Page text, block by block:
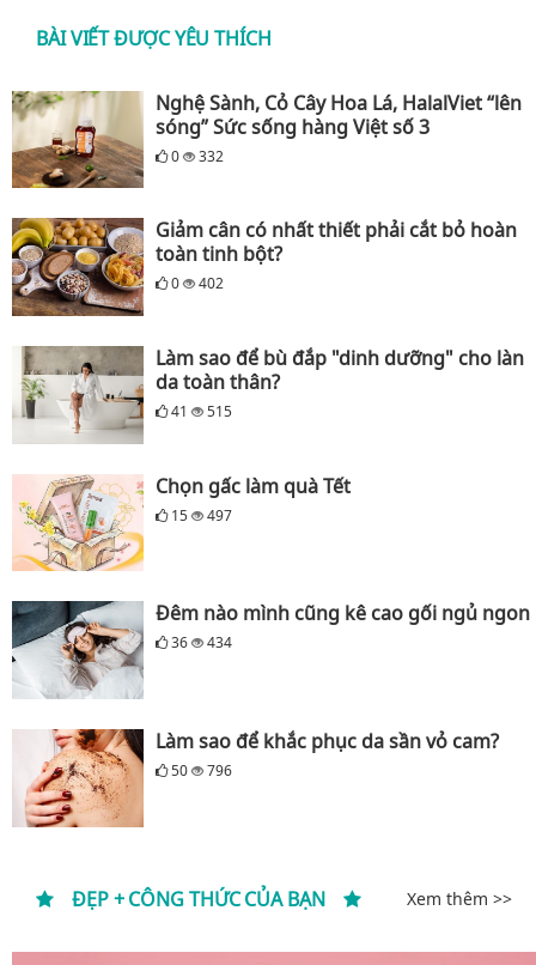
BÀI VIẾT ĐƯỢC YÊU THÍCH
Nghệ Sành, Cỏ Cây Hoa Lá, HalalViet “lên
sóng” Sức sống hàng Việt số 3
0 332
Giảm cân có nhất thiết phải cắt bỏ hoàn
toàn tinh bột?
0 402
Làm sao để bù đắp "dinh dưỡng" cho làn
da toàn thân?
41 515
Chọn gấc làm quà Tết
15 497
Đêm nào mình cũng kê cao gối ngủ ngon
36 434
Làm sao để khắc phục da sần vỏ cam?
50 796
ĐẸP + CÔNG THỨC CỦA BẠN Xem thêm >>